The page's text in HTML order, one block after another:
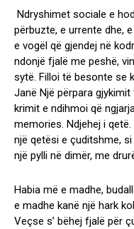
Ndryshimet sociale e
përbuzte, e urrente dhe,
e vogël që gjendej në
ndonjë fjalë me peshë,
sytë. Filloi të besonte se
Janë Një përpara
krimit e ndihmoi që
memories. Ndjehej i
një qetësi e çuditshme,
një pylli në dimër, me
Habia më e madhe,
e madhe kanë një hark
Veçse s’ bëhej fjalë për